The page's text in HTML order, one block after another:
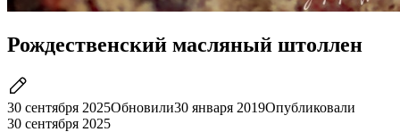
Рождественский масляный штоллен
30 сентября 2025Обновили30 января 2019Опубликовали
30 сентября 2025